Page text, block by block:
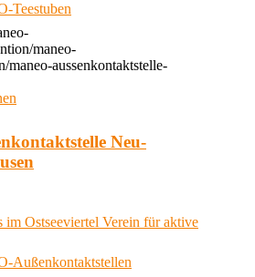
Teestuben
maneo-
maneo-aussenkontaktstelle-
Neu-
im Ostseeviertel Verein für aktive
Außenkontaktstellen